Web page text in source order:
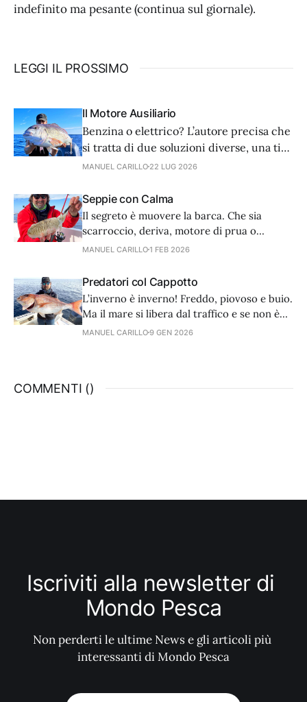
indefinito ma pesante (continua sul giornale).
LEGGI IL PROSSIMO
Il Motore Ausiliario
Benzina o elettrico? L’autore precisa che
si tratta di due soluzioni diverse, una ti
salva in caso di panne, l’altra è più utile a
la dotazione ideale prevede entrambe le
soluzioni.
MANUEL CARILLO 22 LUG 2026
Seppie con Calma
Il segreto è muovere la barca. Che sia
scarroccio, deriva, motore di prua o
ausiliario, poco importa se la velocità è di
MANUEL CARILLO1 FEB 2026
Predatori col Cappotto
L’inverno è inverno! Freddo, piovoso e buio.
Ma il mare si libera dal traffico e se non è
troppo mosso, si possono praticare con
MANUEL CARILLO9 GEN 2026
COMMENTI ()
Iscriviti alla newsletter di
Mondo Pesca
Non perderti le ultime News e gli articoli più
interessanti di Mondo Pesca